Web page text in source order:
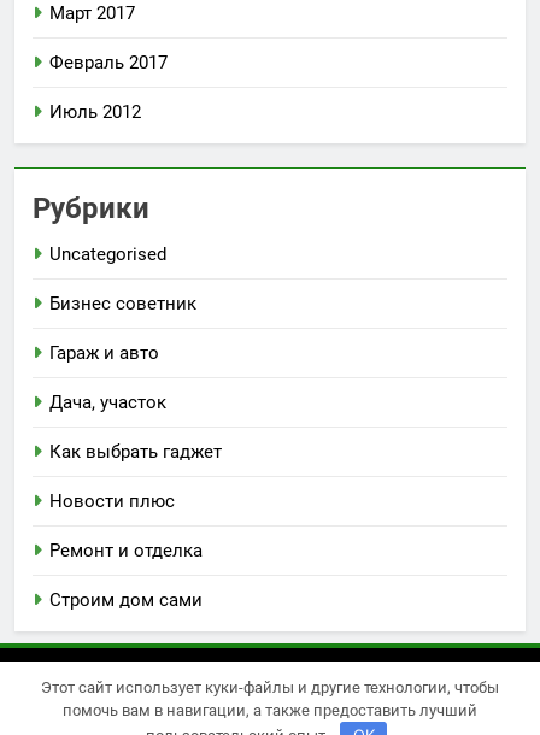
Март 2017
Февраль 2017
Июль 2012
Рубрики
Uncategorised
Бизнес советник
Гараж и авто
Дача, участок
Как выбрать гаджет
Новости плюс
Ремонт и отделка
Строим дом сами
Newsmatic - новостная тема для WordPress 2026.
Powered ByBlazeThemes.
Этот сайт использует куки-файлы и другие технологии, чтобы
помочь вам в навигации, а также предоставить лучший